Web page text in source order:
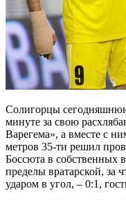
Солигорцы
минуте за свою
Варегема», а вместе с
метров 35-ти решил
Боссюта в собственных
пределы вратарской, за
ударом в угол, – 0:1,